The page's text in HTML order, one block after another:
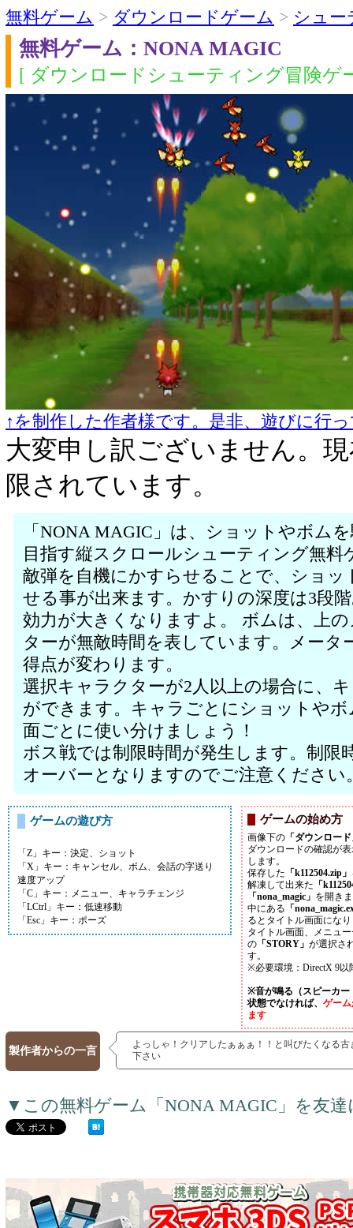
無料ゲーム > ダウンロードゲーム > シュー
無料ゲーム：NONA MAGIC
[ ダウンロードシューティング冒険ゲ
↑を制作した作者様です。是非、遊びに行
大変申し訳ございません。
限されています。
「NONA MAGIC」は、ショットやボム
目指す縦スクロールシューティング無料
敵弾を自機にかすらせることで、ショッ
せる事が出来ます。かすりの深度は3段
効力が大きくなりますよ。 ボムは、上
ターが無敵時間を表しています。メータ
得点が変わります。
選択キャラクターが2人以上の場合に、
ができます。キャラごとにショットや
面ごとに使い分けましょう！
ボス戦では制限時間が発生します。制限
オーバーとなりますのでご注意ください
ゲームの遊び方
「Z」キー：決定、ショット
「X」キー：キャンセル、ボム、会話の字送り
速度アップ
「C」キー：メニュー、キャラチェンジ
「LCtrl」キー：低速移動
「Esc」キー：ポーズ
ゲームの始め方
画像下の 「ダウンロー
ダウンロードの確認が
します。
保存した 「k112504.zip」
解凍して出来た 「
「nona_magic」 を開き
中にある 「
るとタイトル画面にな
タイトル画面、メニュ
の 「STORY」 が選択さ
す。
※必要環境：DirectX 9以
※音が鳴る（スピーカー
状態でなければ、 ゲー
ます
製作者からの一言
よっしゃ！クリアしたぁぁぁ！！と叫びたくなる
下さい
▼この無料ゲーム「NONA MAGIC」を友